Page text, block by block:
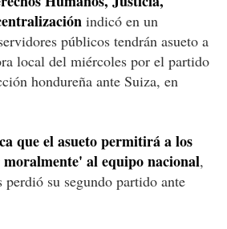
indicó en un
públicos tendrán asueto a
local del miércoles por el partido
hondureña ante Suiza, en
que el asueto permitirá a los
al equipo nacional,
perdió su segundo partido ante